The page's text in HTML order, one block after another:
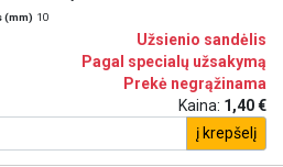
(mm) 10
Užsienio sandėlis
Pagal specialų užsakymą
Prekė negrąžinama
Kaina: 1,40 €
į krepšelį